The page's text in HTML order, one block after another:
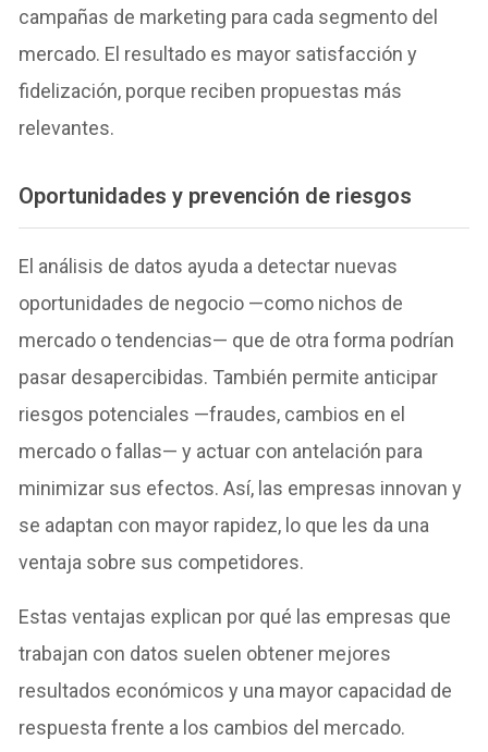
campañas de marketing para cada segmento del
mercado. El resultado es mayor satisfacción y
fidelización, porque reciben propuestas más
relevantes.
Oportunidades y prevención de riesgos
El análisis de datos ayuda a detectar nuevas
oportunidades de negocio —como nichos de
mercado o tendencias— que de otra forma podrían
pasar desapercibidas. También permite anticipar
riesgos potenciales —fraudes, cambios en el
mercado o fallas— y actuar con antelación para
minimizar sus efectos. Así, las empresas innovan y
se adaptan con mayor rapidez, lo que les da una
ventaja sobre sus competidores.
Estas ventajas explican por qué las empresas que
trabajan con datos suelen obtener mejores
resultados económicos y una mayor capacidad de
respuesta frente a los cambios del mercado.